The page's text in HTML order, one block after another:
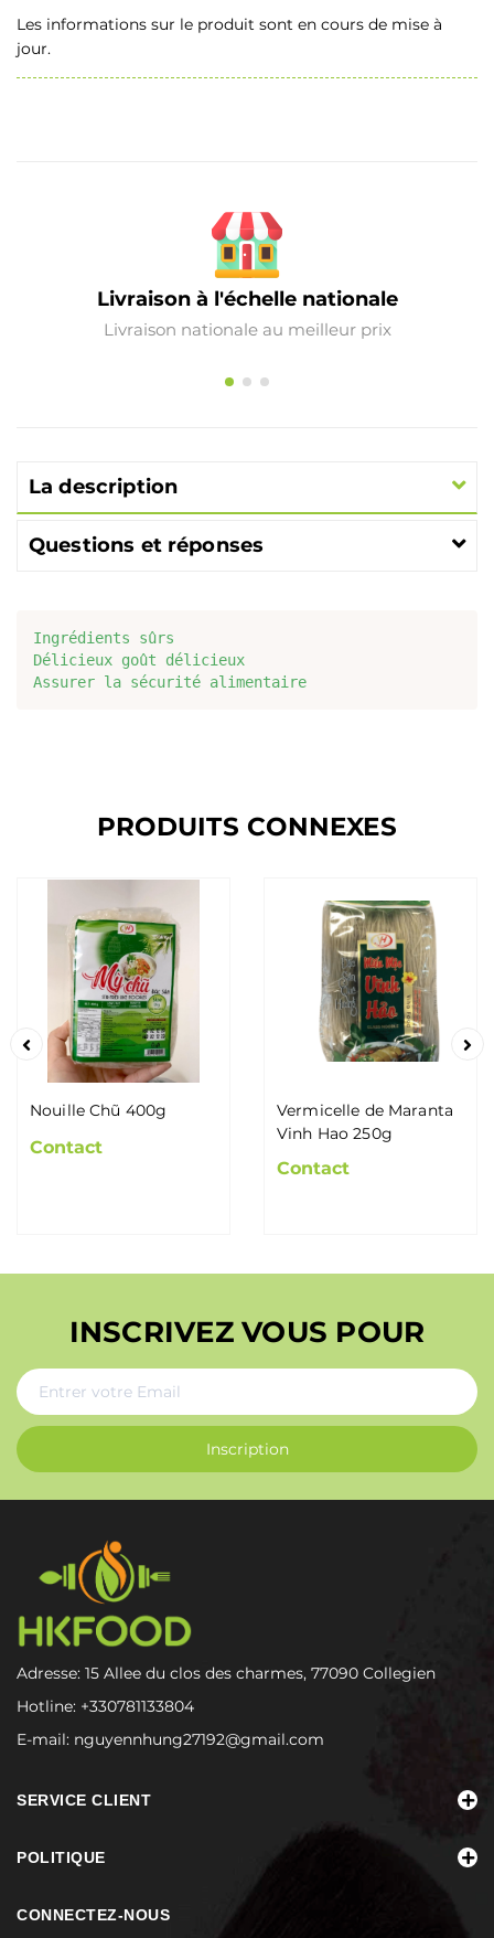
Les informations sur le produit sont en cours de mise à
jour.
Livraison à l'échelle nationale
Livraison nationale au meilleur prix
La description
Questions et réponses
Ingrédients sûrs
Délicieux goût délicieux
Assurer la sécurité alimentaire
PRODUITS CONNEXES
Nouille Chũ 400g
Contact
Vermicelle de Maranta
Vinh Hao 250g
Contact
INSCRIVEZ VOUS POUR
Inscription
Adresse: 15 Allee du clos des charmes, 77090 Collegien
Hotline: +330781133804
E-mail: nguyennhung27192@gmail.com
SERVICE CLIENT
POLITIQUE
CONNECTEZ-NOUS